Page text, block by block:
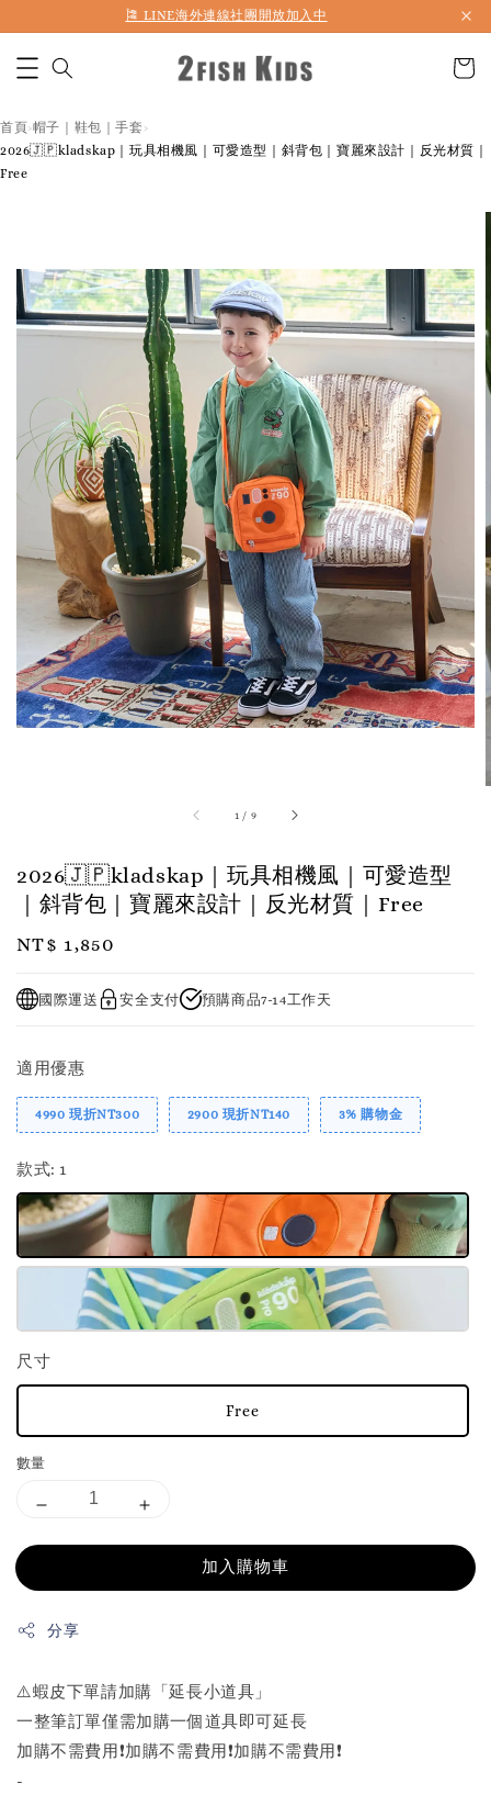
首購折50 ｜ 滿1,500 免運 ｜ 滿2,900 折140 ｜ 3%購物金
首頁›帽子｜鞋包｜手套 ›
2026🇯🇵kladskap｜玩具相機風｜可愛造型｜斜背包｜寶麗來設計｜反光材質｜
Free
1 / 9
2026🇯🇵kladskap｜玩具相機風｜可愛造型
｜斜背包｜寶麗來設計｜反光材質｜Free
Regular
NT$ 1,850
國際運送 安全支付 預購商品7-14工作天
適用優惠
4990 現折NT300 2900 現折NT140 3% 購物金
款式: 1
尺寸
Free
數量
加入購物車
分享
⚠️蝦皮下單請加購「延長小道具」
一整筆訂單僅需加購一個道具即可延長
加購不需費用❗️加購不需費用❗️加購不需費用❗️
-